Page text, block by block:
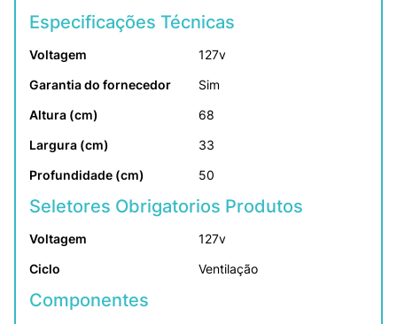
Especificações Técnicas
Voltagem
127v
Garantia do fornecedor
Sim
Altura (cm)
68
Largura (cm)
33
Profundidade (cm)
50
Seletores Obrigatorios Produtos
Voltagem
127v
Ciclo
Ventilação
Componentes